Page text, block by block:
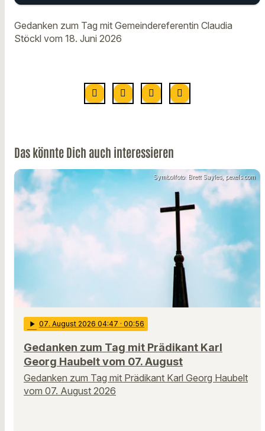
play_arrow
Gedanken zum Tag mit
Gemeindereferentin Claudia Stöckl
Gedanken zum Tag mit Gemeindereferentin Claudia
Stöckl vom 18. Juni 2026
Das könnte Dich auch interessieren
Symbolfoto: Brett Sayles, pexels.com
play_arrow 07. August 2026 04:47 · 00:56
Gedanken zum Tag mit Prädikant Karl
Georg Haubelt vom 07. August
Gedanken zum Tag mit Prädikant Karl Georg Haubelt
vom 07. August 2026